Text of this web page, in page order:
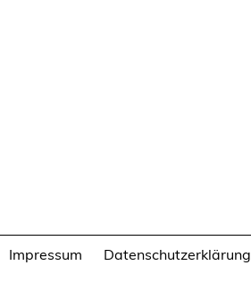
Impressum Datenschutzerklärung